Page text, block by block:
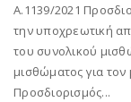
Α.1139/2021
την υποχρεωτική
του συνολικού
μισθώματος για
Προσδιορισμός...